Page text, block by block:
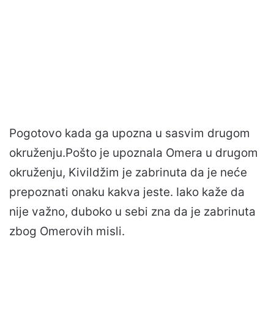
Pogotovo kada ga upozna u sasvim drugom
okruženju.Pošto je upoznala Omera u drugom
okruženju, Kivildžim je zabrinuta da je neće
prepoznati onaku kakva jeste. Iako kaže da
nije važno, duboko u sebi zna da je zabrinuta
zbog Omerovih misli.